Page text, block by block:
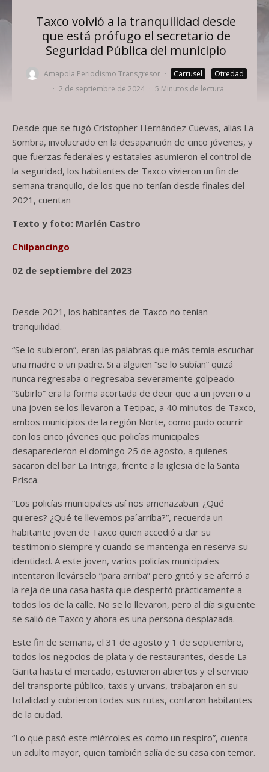
Taxco volvió a la tranquilidad desde
que está prófugo el secretario de
Seguridad Pública del municipio
Amapola Periodismo Transgresor · Carrusel
Otredad
· 2 de septiembre de 2024 · 5 Minutos de lectura
Desde que se fugó Cristopher Hernández Cuevas, alias La
Sombra, involucrado en la desaparición de cinco jóvenes, y
que fuerzas federales y estatales asumieron el control de
la seguridad, los habitantes de Taxco vivieron un fin de
semana tranquilo, de los que no tenían desde finales del
2021, cuentan
Texto y foto: Marlén Castro
Chilpancingo
02 de septiembre del 2023
Desde 2021, los habitantes de Taxco no tenían
tranquilidad.
“Se lo subieron”, eran las palabras que más temía escuchar
una madre o un padre. Si a alguien “se lo subían” quizá
nunca regresaba o regresaba severamente golpeado.
“Subirlo” era la forma acortada de decir que a un joven o a
una joven se los llevaron a Tetipac, a 40 minutos de Taxco,
ambos municipios de la región Norte, como pudo ocurrir
con los cinco jóvenes que policías municipales
desaparecieron el domingo 25 de agosto, a quienes
sacaron del bar La Intriga, frente a la iglesia de la Santa
Prisca.
“Los policías municipales así nos amenazaban: ¿Qué
quieres? ¿Qué te llevemos pa´arriba?”, recuerda un
habitante joven de Taxco quien accedió a dar su
testimonio siempre y cuando se mantenga en reserva su
identidad. A este joven, varios policías municipales
intentaron llevárselo “para arriba” pero gritó y se aferró a
la reja de una casa hasta que despertó prácticamente a
todos los de la calle. No se lo llevaron, pero al día siguiente
se salió de Taxco y ahora es una persona desplazada.
Este fin de semana, el 31 de agosto y 1 de septiembre,
todos los negocios de plata y de restaurantes, desde La
Garita hasta el mercado, estuvieron abiertos y el servicio
del transporte público, taxis y urvans, trabajaron en su
totalidad y cubrieron todas sus rutas, contaron habitantes
de la ciudad.
“Lo que pasó este miércoles es como un respiro”, cuenta
un adulto mayor, quien también salía de su casa con temor.